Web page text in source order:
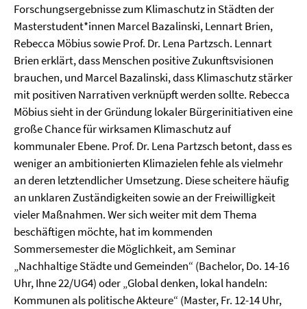
Forschungsergebnisse zum Klimaschutz in Städten der
Masterstudent*innen Marcel Bazalinski, Lennart Brien,
Rebecca Möbius sowie Prof. Dr. Lena Partzsch. Lennart
Brien erklärt, dass Menschen positive Zukunftsvisionen
brauchen, und Marcel Bazalinski, dass Klimaschutz stärker
mit positiven Narrativen verknüpft werden sollte. Rebecca
Möbius sieht in der Gründung lokaler Bürgerinitiativen eine
große Chance für wirksamen Klimaschutz auf
kommunaler Ebene. Prof. Dr. Lena Partzsch betont, dass es
weniger an ambitionierten Klimazielen fehle als vielmehr
an deren letztendlicher Umsetzung. Diese scheitere häufig
an unklaren Zuständigkeiten sowie an der Freiwilligkeit
vieler Maßnahmen. Wer sich weiter mit dem Thema
beschäftigen möchte, hat im kommenden
Sommersemester die Möglichkeit, am Seminar
„Nachhaltige Städte und Gemeinden“ (Bachelor, Do. 14-16
Uhr, Ihne 22/UG4) oder „Global denken, lokal handeln:
Kommunen als politische Akteure“ (Master, Fr. 12-14 Uhr,